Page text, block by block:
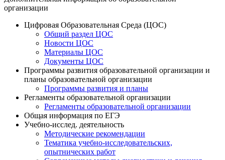
организации
Цифровая Образовательная Среда (ЦОС)
Общий раздел ЦОС
Новости ЦОС
Материалы ЦОС
Документы ЦОС
Программы развития образовательной организации и
планы образовательной организации
Программы развития и планы
Регламенты образовательной организации
Регламенты образовательной организации
Общая информация по ЕГЭ
Учебно-исслед. деятельность
Методические рекомендации
Тематика учебно-исследовательских,
опытнических работ